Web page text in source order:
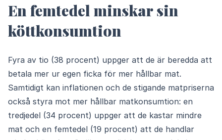
En femtedel minskar sin
köttkonsumtion
Fyra av tio (38 procent) uppger att de är beredda att
betala mer ur egen ficka för mer hållbar mat.
Samtidigt kan inflationen och de stigande matpriserna
också styra mot mer hållbar matkonsumtion: en
tredjedel (34 procent) uppger att de kastar mindre
mat och en femtedel (19 procent) att de handlar